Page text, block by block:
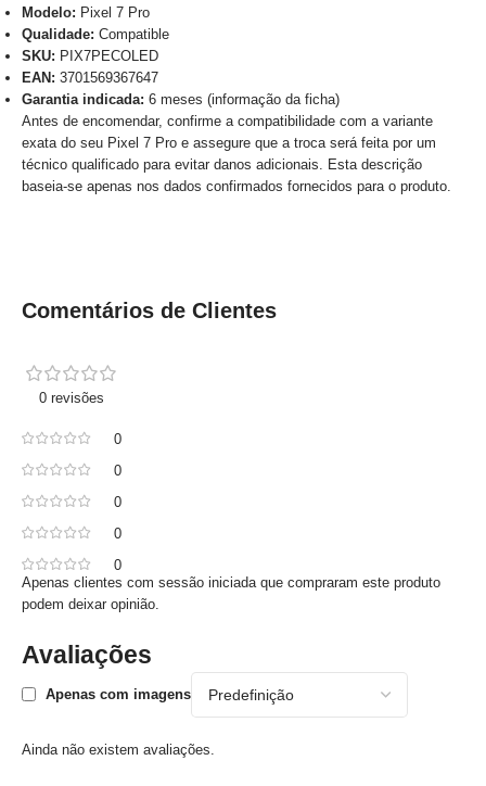
Modelo: Pixel 7 Pro
Qualidade: Compatible
SKU: PIX7PECOLED
EAN: 3701569367647
Garantia indicada: 6 meses (informação da ficha)
Antes de encomendar, confirme a compatibilidade com a variante
exata do seu Pixel 7 Pro e assegure que a troca será feita por um
técnico qualificado para evitar danos adicionais. Esta descrição
baseia-se apenas nos dados confirmados fornecidos para o produto.
Comentários de Clientes
0 revisões
0
0
0
0
0
Avaliações
Apenas com imagens
Ainda não existem avaliações.
Apenas clientes com sessão iniciada que compraram este produto
podem deixar opinião.